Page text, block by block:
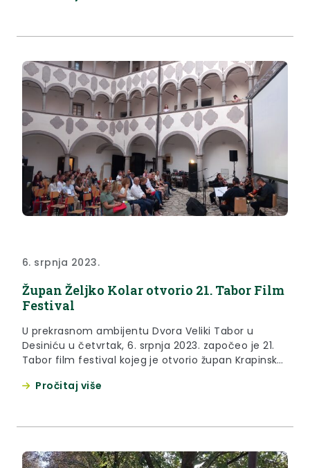
trbuhi...
6. srpnja 2023.
Župan Željko Kolar otvorio 21. Tabor Film
Festival
U prekrasnom ambijentu Dvora Veliki Tabor u
Desiniću u četvrtak, 6. srpnja 2023. započeo je 21.
Tabor film festival kojeg je otvorio župan Krapinsko
čuli za Krapinsko-zagorsku županiju i Dvor Veliki
Pročitaj više